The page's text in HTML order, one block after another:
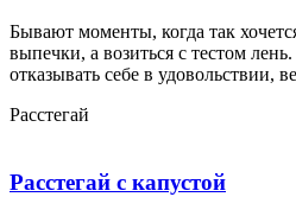
Бывают моменты, когда так
выпечки, а возиться с тестом
отказывать себе в удовольствии,
Расстегай
Расстегай с капустой